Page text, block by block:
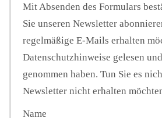
Mit Absenden des Formulars
Sie unseren Newsletter
regelmäßige E-Mails erhalten
Datenschutzhinweise gelesen
genommen haben. Tun Sie es
Newsletter nicht erhalten
Name